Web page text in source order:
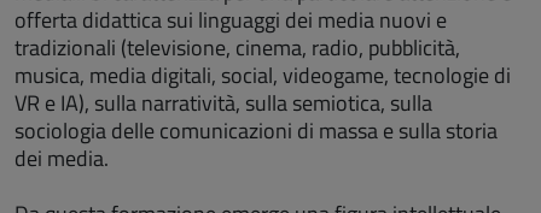
offerta didattica sui linguaggi dei media nuovi e
tradizionali (televisione, cinema, radio, pubblicità,
musica, media digitali, social, videogame, tecnologie di
VR e IA), sulla narratività, sulla semiotica, sulla
sociologia delle comunicazioni di massa e sulla storia
dei media.